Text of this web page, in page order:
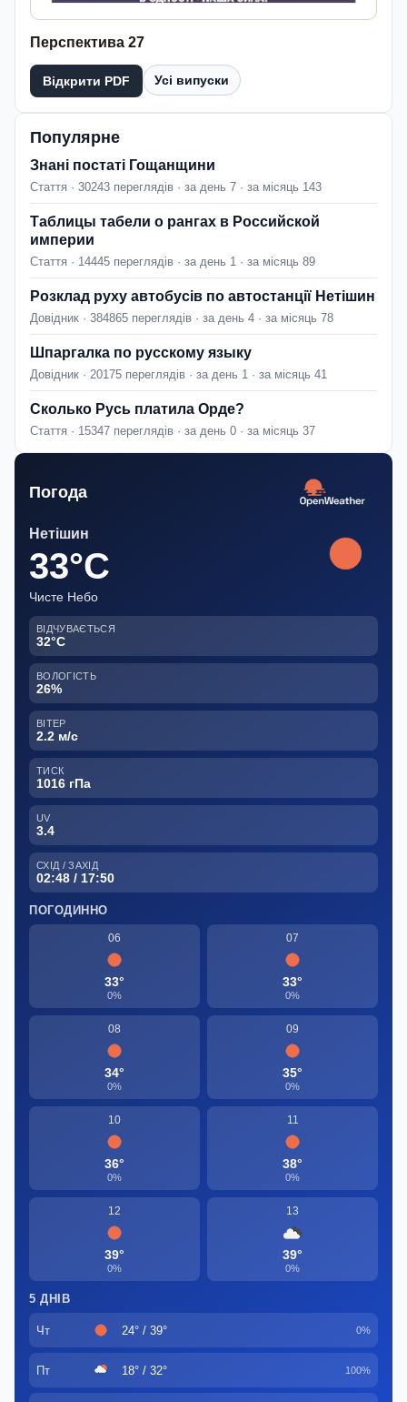
Перспектива 27
Відкрити PDF Усі випуски
Популярне
Знані постаті Гощанщини
Стаття · 30243 переглядів · за день 7 · за місяць 143
Таблицы табели о рангах в Российской
империи
Стаття · 14445 переглядів · за день 1 · за місяць 89
Розклад руху автобусів по автостанції Нетішин
Довідник · 384865 переглядів · за день 4 · за місяць 78
Шпаргалка по русскому языку
Довідник · 20175 переглядів · за день 1 · за місяць 41
Сколько Русь платила Орде?
Стаття · 15347 переглядів · за день 0 · за місяць 37
Погода
Нетішин
33°C
Чисте Небо
ВІДЧУВАЄТЬСЯ
32°C
ВОЛОГІСТЬ
26%
ВІТЕР
2.2 м/с
ТИСК
1016 гПа
UV
3.4
СХІД / ЗАХІД
02:48 / 17:50
ПОГОДИННО
06
33°
0%
07
33°
0%
08
34°
0%
09
35°
0%
10
36°
0%
11
38°
0%
12
39°
0%
13
39°
0%
5 ДНІВ
Чт 24° / 39° 0%
Пт 18° / 32° 100%